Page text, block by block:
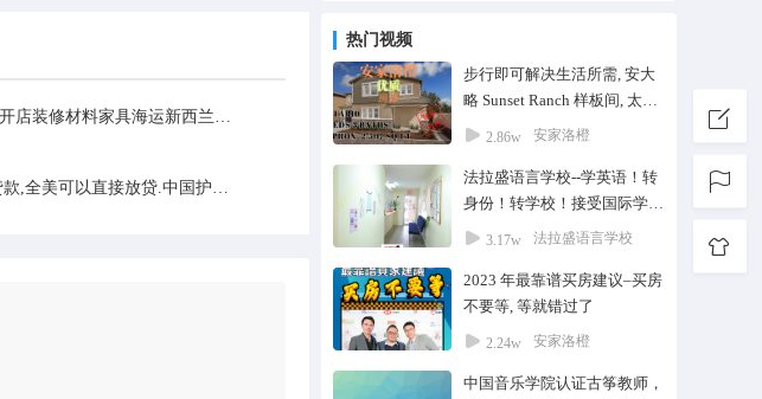
一定要收好→沉浸剧情密室开店装修材料家具海运新西兰奥克兰运输指南
加州不查收入贷款,查收入贷款,全美可以直接放贷.中国护照,学生签证均可贷款!
热门视频
步行即可解决生活所需, 安大
略 Sunset Ranch 样板间, 太阳
能系统助力节能, 靠近高速公
2.86w 安家洛橙
法拉盛语言学校--学英语！转
身份！转学校！接受国际学
生！
3.17w 法拉盛语言学校
2023 年最靠谱买房建议–买房
不要等, 等就错过了
2.24w 安家洛橙
中国音乐学院认证古筝教师，